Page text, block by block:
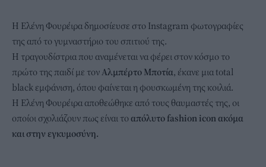
H Ελένη Φουρέιρα δημοσίευσε στο Instagram φωτογραφίες
της από το γυμναστήριο του σπιτιού της.
Η τραγουδίστρια που αναμένεται να φέρει στον κόσμο το
πρώτο της παιδί με τονΑλμπέρτο Μποτία, έκανε μια total
black εμφάνιση, όπου φαίνεται η φουσκωμένη της κοιλιά.
Η Ελένη Φουρέιρα αποθεώθηκε από τους θαυμαστές της, οι
οποίοι σχολιάζουν πως είναι τοαπόλυτο fashion icon ακόμα
και στην εγκυμοσύνη.